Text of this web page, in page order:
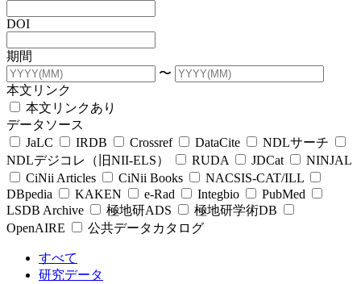
DOI
期間
〜
本文リンク
本文リンクあり
データソース
JaLC
IRDB Crossref DataCite
NDLサーチ
NDLデジコレ（旧NII-ELS）
RUDA JDCat
NINJAL
CiNii Articles
CiNii Books
NACSIS-CAT/ILL
DBpedia
KAKEN e-Rad Integbio
PubMed
LSDB Archive
極地研ADS
極地研学術DB
OpenAIRE
公共データカタログ
すべて
研究データ